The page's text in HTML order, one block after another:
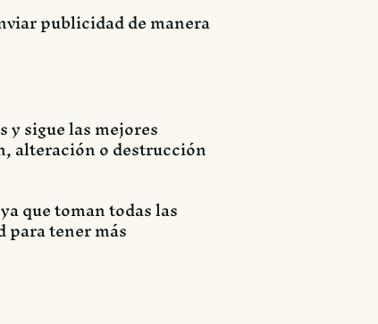
publicidad de manera
sigue las mejores
alteración o destrucción
que toman todas las
para tener más